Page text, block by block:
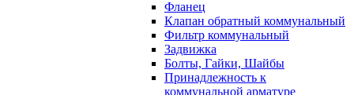
Фланец
Клапан обратный коммунальный
Фильтр коммунальный
Задвижка
Болты, Гайки, Шайбы
Принадлежность к
коммунальной арматуре